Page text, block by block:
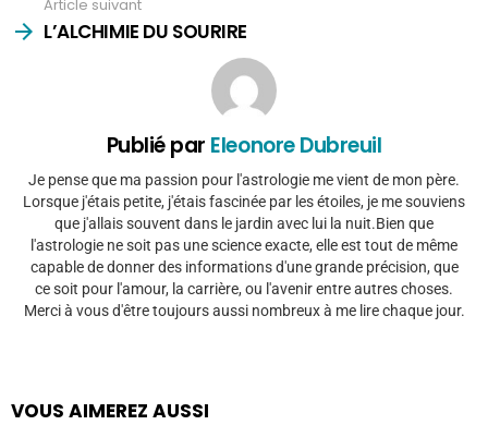
Article suivant
L’ALCHIMIE DU SOURIRE
Publié par Eleonore Dubreuil
Je pense que ma passion pour l'astrologie me vient de mon père.
Lorsque j'étais petite, j'étais fascinée par les étoiles, je me souviens
que j'allais souvent dans le jardin avec lui la nuit.Bien que
l'astrologie ne soit pas une science exacte, elle est tout de même
capable de donner des informations d'une grande précision, que
ce soit pour l'amour, la carrière, ou l'avenir entre autres choses.
Merci à vous d'être toujours aussi nombreux à me lire chaque jour.
VOUS AIMEREZ AUSSI